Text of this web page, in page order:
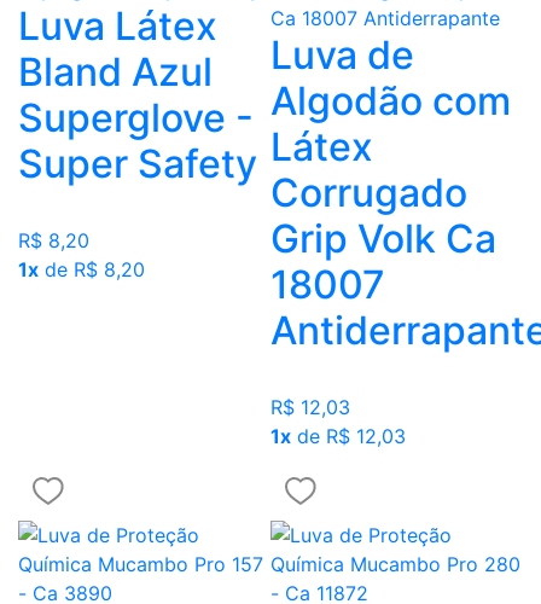
Luva Látex
Bland Azul
Superglove -
Super Safety
R$ 8,20
1x de R$ 8,20
Luva de
Algodão com
Látex
Corrugado
Grip Volk Ca
18007
R$ 12,03
1x de R$ 12,03